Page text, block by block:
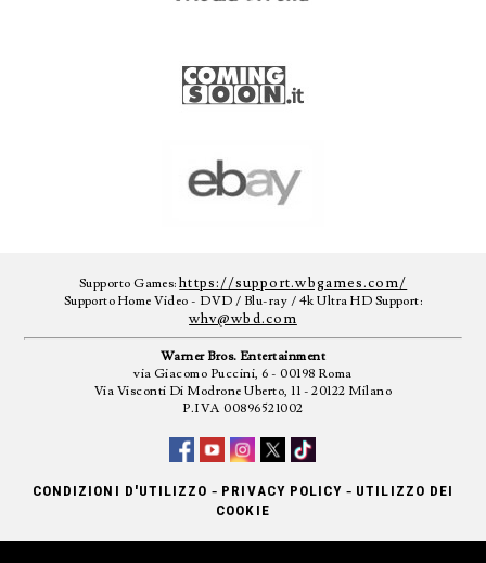
Supporto Games:https://support.wbgames.com/
Supporto Home Video - DVD / Blu-ray / 4k Ultra HD Support:
whv@wbd.com
Warner Bros. Entertainment
via Giacomo Puccini, 6 - 00198 Roma
Via Visconti Di Modrone Uberto, 11 - 20122 Milano
P.IVA 00896521002
CONDIZIONI D'UTILIZZO - PRIVACY POLICY - UTILIZZO DEI
COOKIE